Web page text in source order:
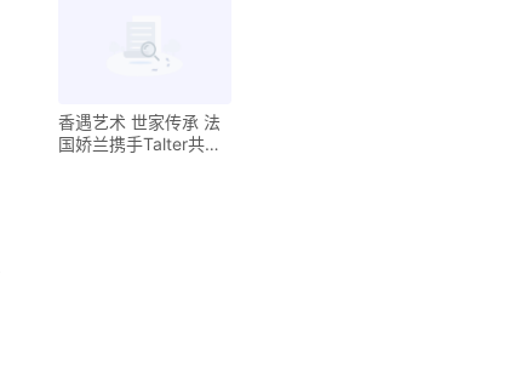
香遇艺术 世家传承 法
国娇兰携手Talter共襄